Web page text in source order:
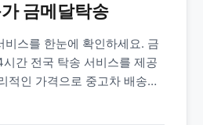
금메달탁송
비스를 한눈에 확인하세요. 금
간 전국 탁송 서비스를 제공
적인 가격으로 중고차 배송을